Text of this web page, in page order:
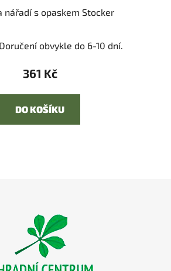
nářadí s opaskem Stocker
obvykle do 6-10 dní.
361 Kč
DO KOŠÍKU